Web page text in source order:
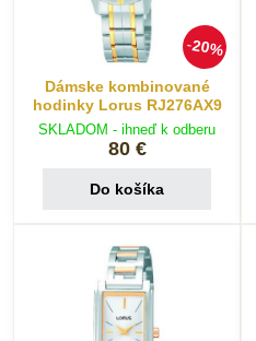
20%
Dámske kombinované
hodinky Lorus RJ276AX9
SKLADOM - ihneď k odberu
80 €
Do košíka